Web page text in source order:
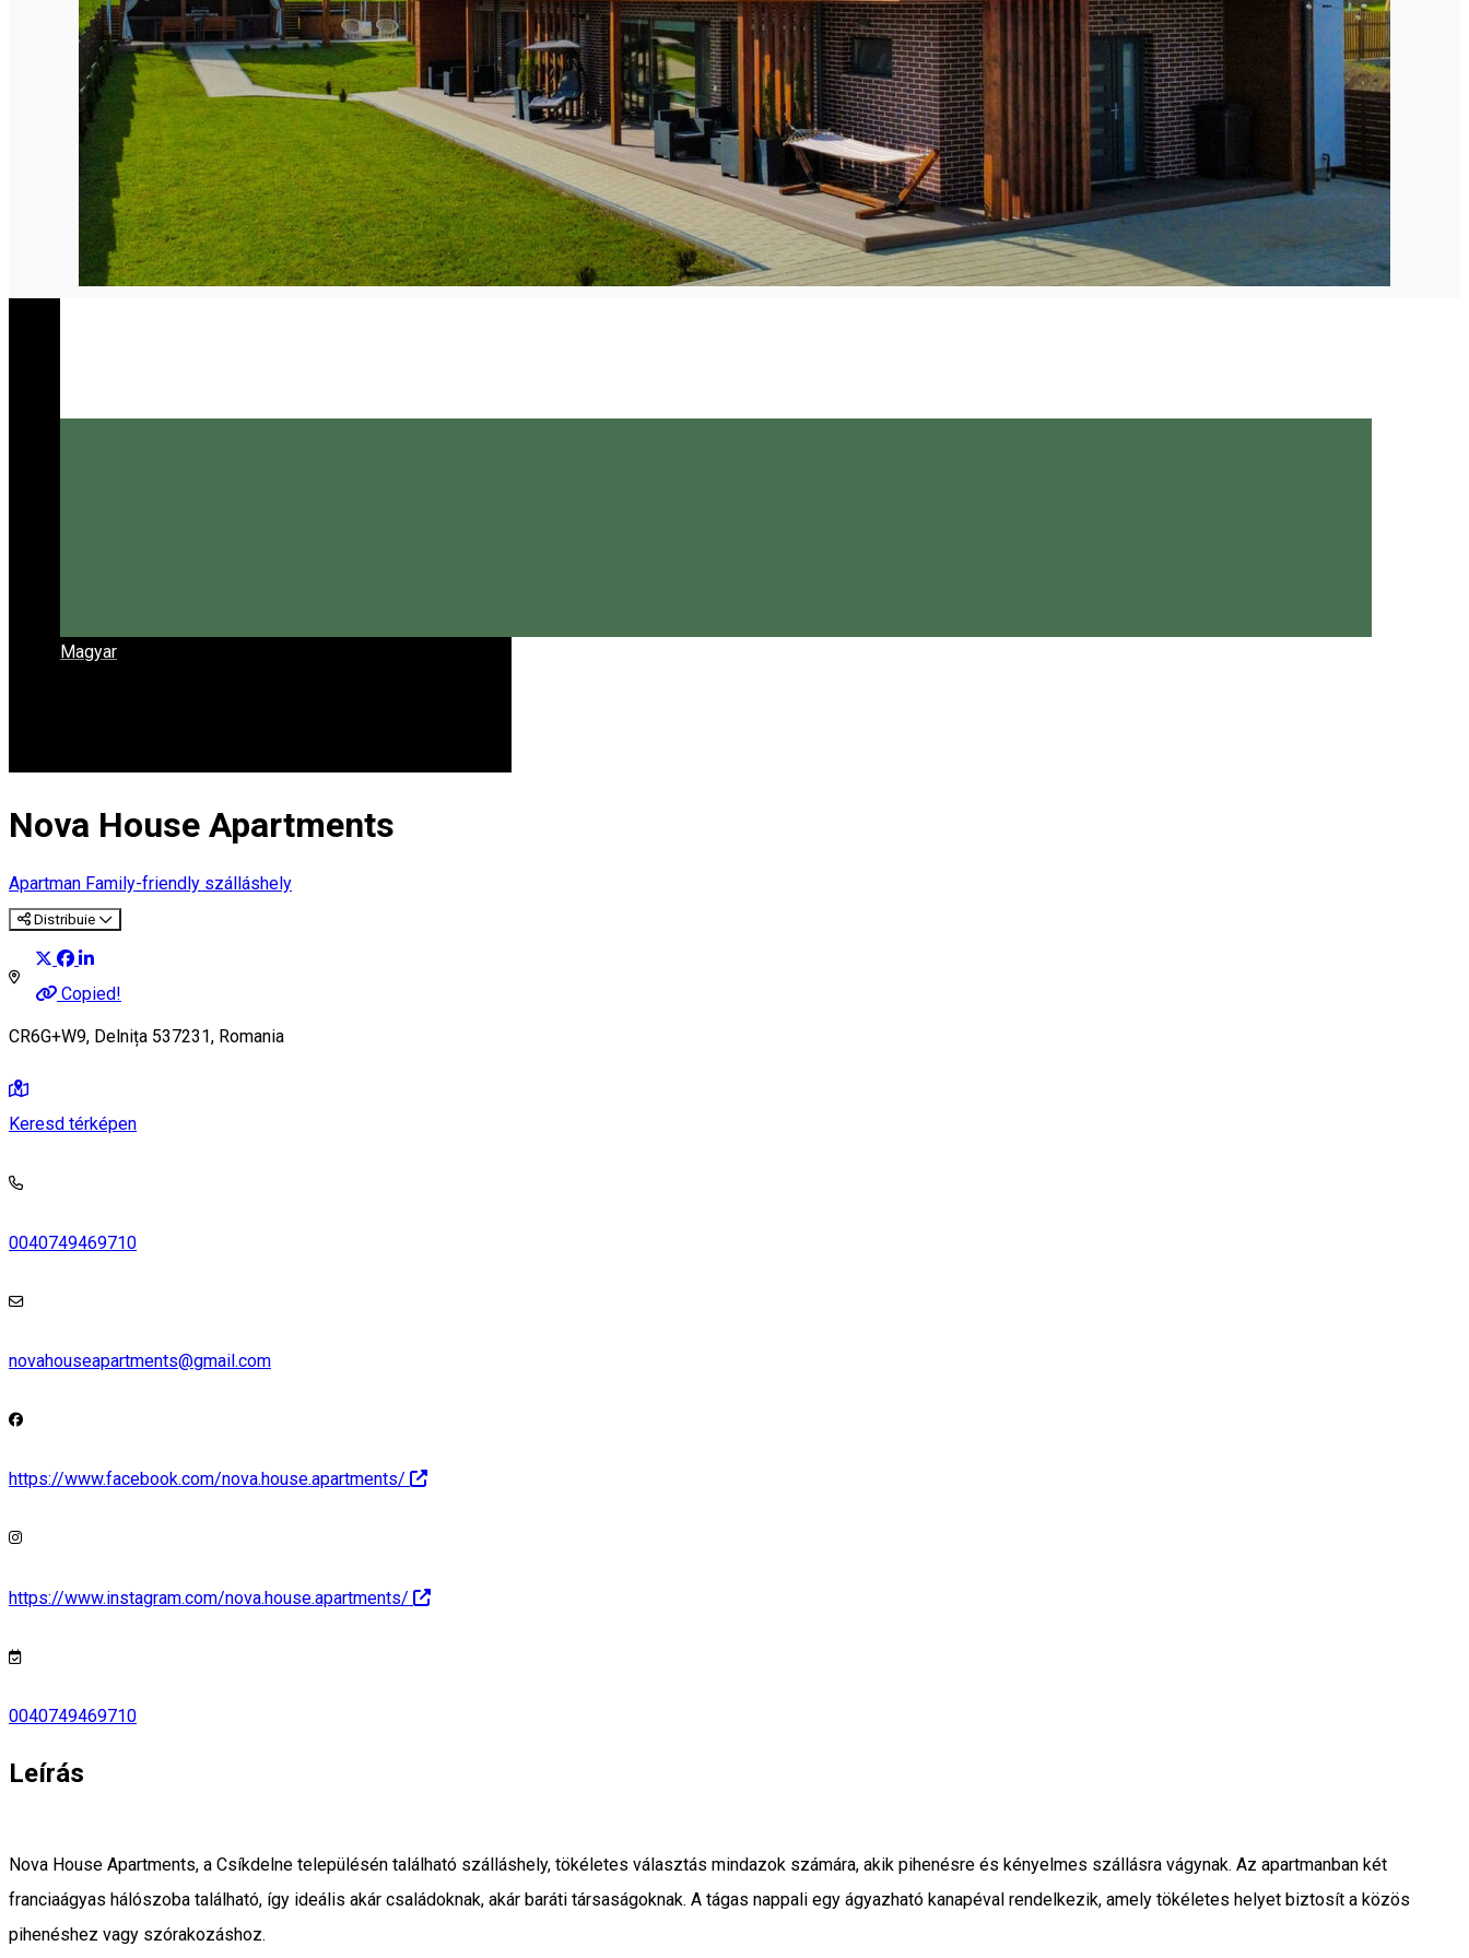
Magyar
Nova House Apartments
Apartman Family-friendly szálláshely
Distribuie
Copied!
CR6G+W9, Delnița 537231, Romania
Keresd térképen
0040749469710
novahouseapartments@gmail.com
https://www.facebook.com/nova.house.apartments/
https://www.instagram.com/nova.house.apartments/
0040749469710
Leírás
Nova House Apartments, a Csíkdelne településén található szálláshely, tökéletes választás mindazok számára, akik pihenésre és kényelmes szállásra vágynak. Az apartmanban két
franciaágyas hálószoba található, így ideális akár családoknak, akár baráti társaságoknak. A tágas nappali egy ágyazható kanapéval rendelkezik, amely tökéletes helyet biztosít a közös
pihenéshez vagy szórakozáshoz.